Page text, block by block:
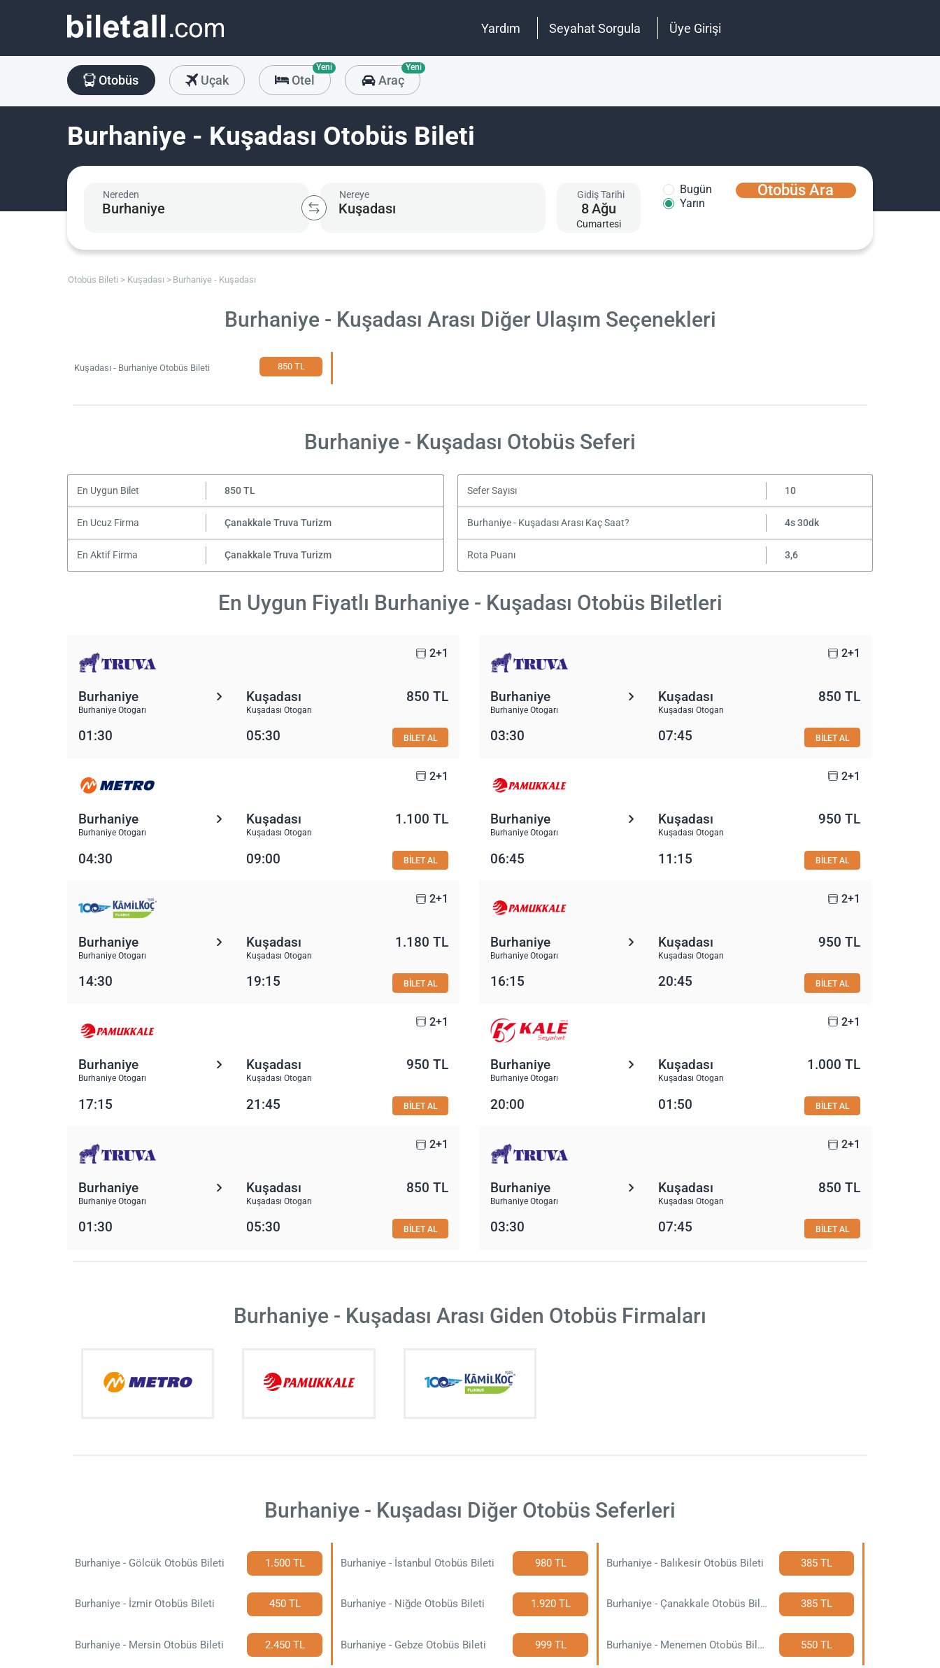
Yardım Seyahat Sorgula Üye Girişi
Otobüs Uçak Otel
Yeni
Araç
Yeni
Burhaniye - Kuşadası Otobüs Bileti
Nereden Nereye Gidiş Tarihi
8Ağu
Cumartesi
Bugün
Yarın
Otobüs Ara
Otobüs Bileti Kuşadası Burhaniye - Kuşadası
Burhaniye - Kuşadası Arası Diğer Ulaşım Seçenekleri
Kuşadası - Burhaniye Otobüs Bileti 850 TL
Burhaniye - Kuşadası Otobüs Seferi
En Uygun Bilet 850 TL Sefer Sayısı 10
En Ucuz Firma Çanakkale Truva Turizm Burhaniye - Kuşadası Arası Kaç Saat? 4s 30dk
En Aktif Firma Çanakkale Truva Turizm Rota Puanı 3,6
En Uygun Fiyatlı Burhaniye - Kuşadası Otobüs Biletleri
2+1
Burhaniye
Burhaniye Otogarı
Kuşadası
Kuşadası Otogarı
850 TL
01:30 05:30 BİLET AL
2+1
Burhaniye
Burhaniye Otogarı
Kuşadası
Kuşadası Otogarı
850 TL
03:30 07:45 BİLET AL
2+1
Burhaniye
Burhaniye Otogarı
Kuşadası
Kuşadası Otogarı
1.100 TL
04:30 09:00 BİLET AL
2+1
Burhaniye
Burhaniye Otogarı
Kuşadası
Kuşadası Otogarı
950 TL
06:45 11:15 BİLET AL
2+1
Burhaniye
Burhaniye Otogarı
Kuşadası
Kuşadası Otogarı
1.180 TL
14:30 19:15 BİLET AL
2+1
Burhaniye
Burhaniye Otogarı
Kuşadası
Kuşadası Otogarı
950 TL
16:15 20:45 BİLET AL
2+1
Burhaniye
Burhaniye Otogarı
Kuşadası
Kuşadası Otogarı
950 TL
17:15 21:45 BİLET AL
2+1
Burhaniye
Burhaniye Otogarı
Kuşadası
Kuşadası Otogarı
1.000 TL
20:00 01:50 BİLET AL
2+1
Burhaniye
Burhaniye Otogarı
Kuşadası
Kuşadası Otogarı
850 TL
01:30 05:30 BİLET AL
2+1
Burhaniye
Burhaniye Otogarı
Kuşadası
Kuşadası Otogarı
850 TL
03:30 07:45 BİLET AL
Burhaniye - Kuşadası Arası Giden Otobüs Firmaları
Burhaniye - Kuşadası Diğer Otobüs Seferleri
Burhaniye - Gölcük Otobüs Bileti 1.500 TL Burhaniye - İstanbul Otobüs Bileti 980 TL Burhaniye - Balıkesir Otobüs Bileti 385 TL
Burhaniye - İzmir Otobüs Bileti 450 TL Burhaniye - Niğde Otobüs Bileti 1.920 TL Burhaniye - Çanakkale Otobüs Bileti 385 TL
Burhaniye - Mersin Otobüs Bileti 2.450 TL Burhaniye - Gebze Otobüs Bileti 999 TL Burhaniye - Menemen Otobüs Bileti 550 TL